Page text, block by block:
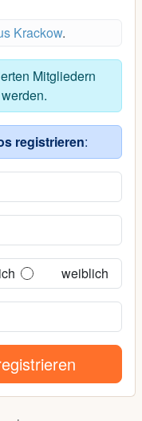
Krackow.
Mitgliedern
registrieren:
weiblich